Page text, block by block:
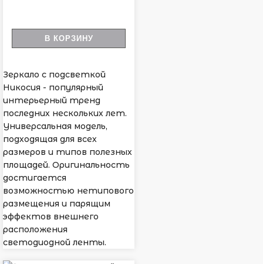
В КОРЗИНУ
Зеркало с подсветкой
Никосия - популярный
интерьерный тренд
последних нескольких лет.
Универсальная модель,
подходящая для всех
размеров и типов полезных
площадей. Оригинальность
достигается
возможностью нетипового
размещения и парящим
эффектов внешнего
расположения
светодиодной ленты.